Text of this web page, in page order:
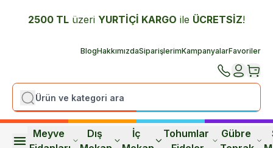
2500 TL üzeri YURTİÇİ KARGO ile ÜCRETSİZ!
BlogHakkımızdaSiparişlerimKampanyalarFavoriler
Meyve
Dış
İç
Tohumlar
Gübre